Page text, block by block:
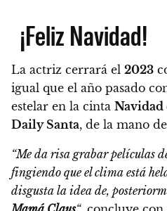
¡Feliz Navidad!
La actriz cerrará el 2023
igual que el año pasado
estelar en la cinta Navidad
Daily Santa, de la mano de
“Me da risa grabar películas
fingiendo que el clima está
disgusta la idea de,